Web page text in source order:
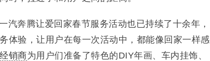
汽奔腾让爱回家春节服务活动也已持续了十余年，
体验，让用户在每一次活动中，都能像回家一样感
经销商为用户们准备了特色的DIY年画、车内挂饰、